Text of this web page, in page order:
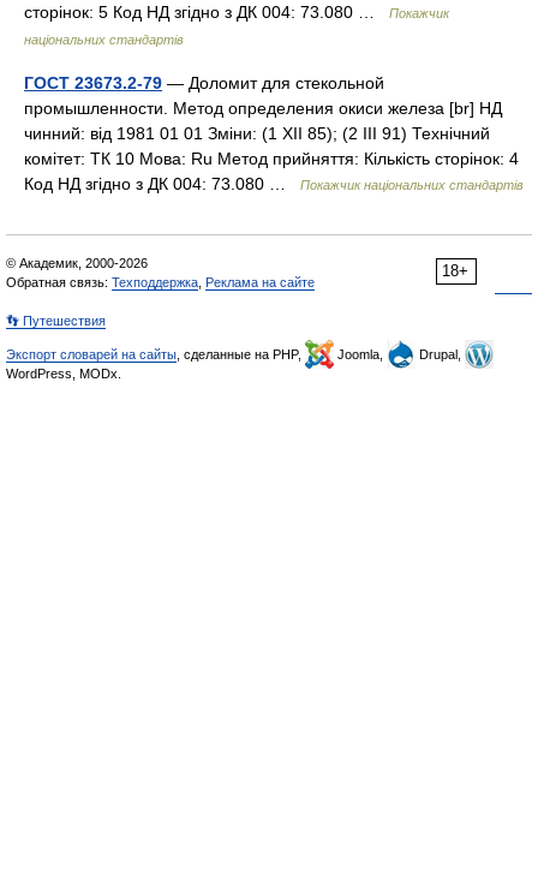
сторінок: 5 Код НД згідно з ДК 004: 73.080 …
Покажчик
національних стандартів
ГОСТ 23673.2-79 — Доломит для стекольной
промышленности. Метод определения окиси железа [br] НД
чинний: від 1981 01 01 Зміни: (1 XII 85); (2 III 91) Технічний
комітет: ТК 10 Мова: Ru Метод прийняття: Кількість сторінок: 4
Код НД згідно з ДК 004: 73.080 …
Покажчик національних стандартів
18+
© Академик, 2000-2026
Обратная связь: Техподдержка Реклама на сайте
👣 Путешествия
Экспорт словарей на сайты , сделанные на PHP, Joomla,
Drupal,
WordPress, MODx.